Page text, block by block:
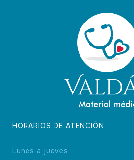
HORARIOS DE ATENCIÓN
Lunes a jueves